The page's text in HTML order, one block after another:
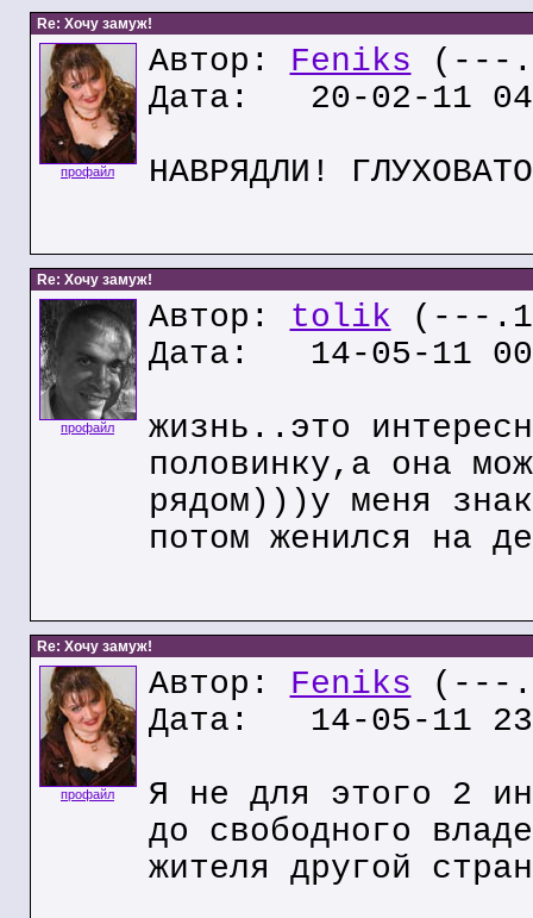
Re: Хочу замуж!
профайл
Автор: Feniks (---
Дата: 20-02-11
НАВРЯДЛИ!
Re: Хочу замуж!
профайл
Автор: tolik (---
Дата: 14-05-11
жизнь..это
половинку,а она
рядом)))у меня
потом женился на
Re: Хочу замуж!
профайл
Автор: Feniks (---
Дата: 14-05-11
Я не для этого 2
до свободного
жителя другой